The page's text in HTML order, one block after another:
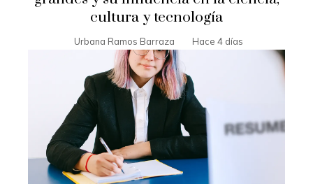
cultura y tecnología
Urbana Ramos Barraza Hace 4 días